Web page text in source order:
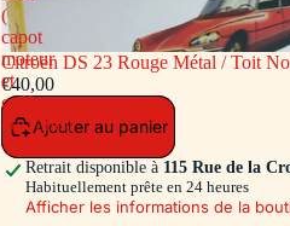
(
capot
moteur
et
coffre
ouvrants)
Citroën DS 23 Rouge Métal / Toit
moteur et coffre ouvrants)
€40,00
Ajouter au panier
Retrait disponible à 115 Rue de la
Habituellement prête en 24 heures
Afficher les informations de la